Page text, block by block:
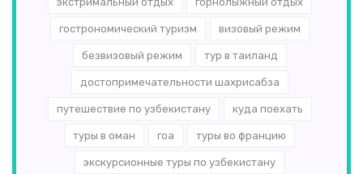
гострономический туризм визовый режим
безвизовый режим тур в таиланд
достопримечательности шахрисабза
путешествие по узбекистану куда поехать
туры в оман гоа туры во францию
экскурсионные туры по узбекистану